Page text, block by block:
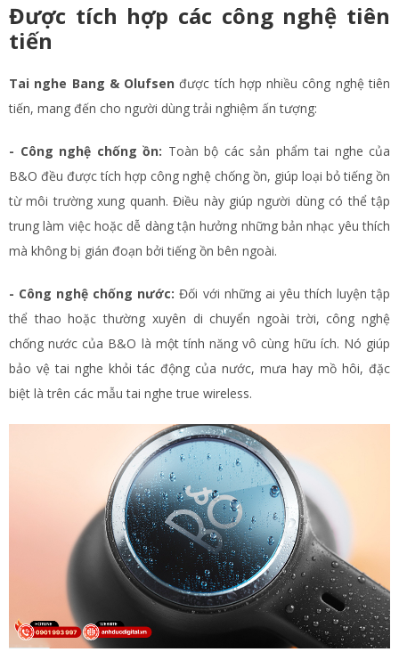
Được tích hợp các công nghệ tiên
tiến
Tai nghe Bang & Olufsen được tích hợp nhiều công nghệ tiên
tiến, mang đến cho người dùng trải nghiệm ấn tượng:
- Công nghệ chống ồn: Toàn bộ các sản phẩm tai nghe của
B&O đều được tích hợp công nghệ chống ồn, giúp loại bỏ tiếng ồn
từ môi trường xung quanh. Điều này giúp người dùng có thể tập
trung làm việc hoặc dễ dàng tận hưởng những bản nhạc yêu thích
mà không bị gián đoạn bởi tiếng ồn bên ngoài.
- Công nghệ chống nước: Đối với những ai yêu thích luyện tập
thể thao hoặc thường xuyên di chuyển ngoài trời, công nghệ
chống nước của B&O là một tính năng vô cùng hữu ích. Nó giúp
bảo vệ tai nghe khỏi tác động của nước, mưa hay mồ hôi, đặc
biệt là trên các mẫu tai nghe true wireless.